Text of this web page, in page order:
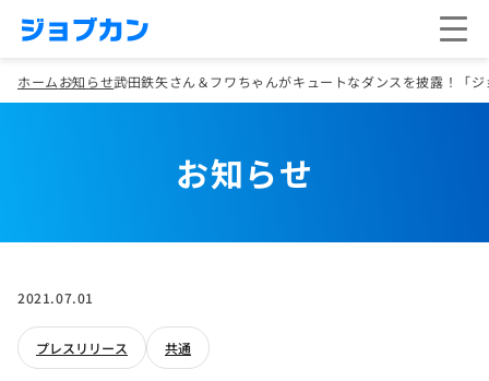
ホームお知らせ武田鉄矢さん＆フワちゃんがキュートなダンスを披露！「
お知らせ
2021.07.01
プレスリリース 共通